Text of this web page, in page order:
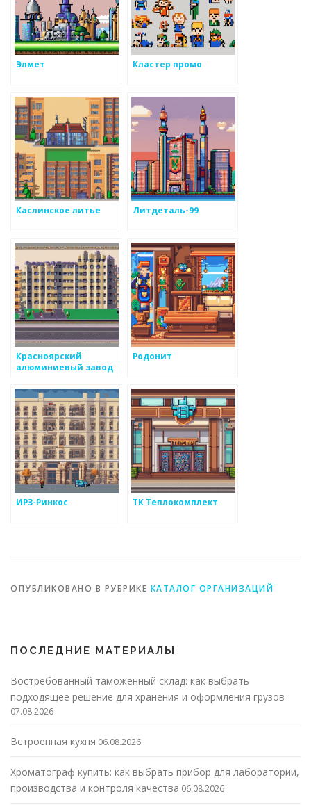
Элмет Кластер промо
Каслинское литье Литдеталь-99
Красноярский
алюминиевый завод
Родонит
ИРЗ-Ринкос ТК Теплокомплект
ОПУБЛИКОВАНО В РУБРИКЕ КАТАЛОГ ОРГАНИЗАЦИЙ
ПОСЛЕДНИЕ МАТЕРИАЛЫ
Востребованный таможенный склад: как выбрать
подходящее решение для хранения и оформления грузов
07.08.2026
Встроенная кухня 06.08.2026
Хроматограф купить: как выбрать прибор для лаборатории,
производства и контроля качества 06.08.2026